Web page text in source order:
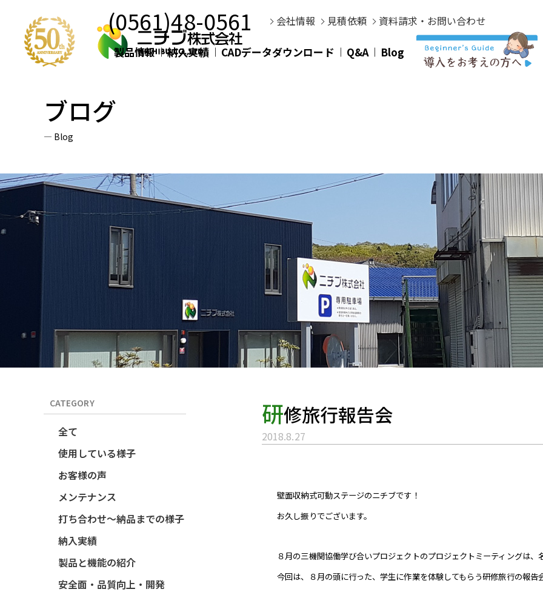
(0561)48-0561 会社情報 見積依頼 資料請求・お問い合わせ
製品情報 納入実績 CADデータダウンロード Q&A Blog
ブログ
Blog
CATEGORY
全て
使用している様子
お客様の声
メンテナンス
打ち合わせ～納品までの様子
納入実績
製品と機能の紹介
安全面・品質向上・開発
研修旅行報告会
2018.8.27
壁面収納式可動ステージのニチブです！
お久し振りでございます。
８月の三機関協働学び合いプロジェクトのプロジェクトミーティングは
今回は、８月の頭に行った、学生に作業を体験してもらう研修旅行の報告